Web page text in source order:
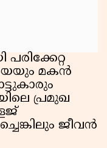
മകൻ
പ്രമുഖ
ജീവൻ